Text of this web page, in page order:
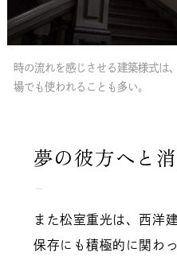
時の流れを感じさせる建築様式は
場でも使われることも多い。
夢の彼方へと
また松室重光は、西洋
保存にも積極的に関わ